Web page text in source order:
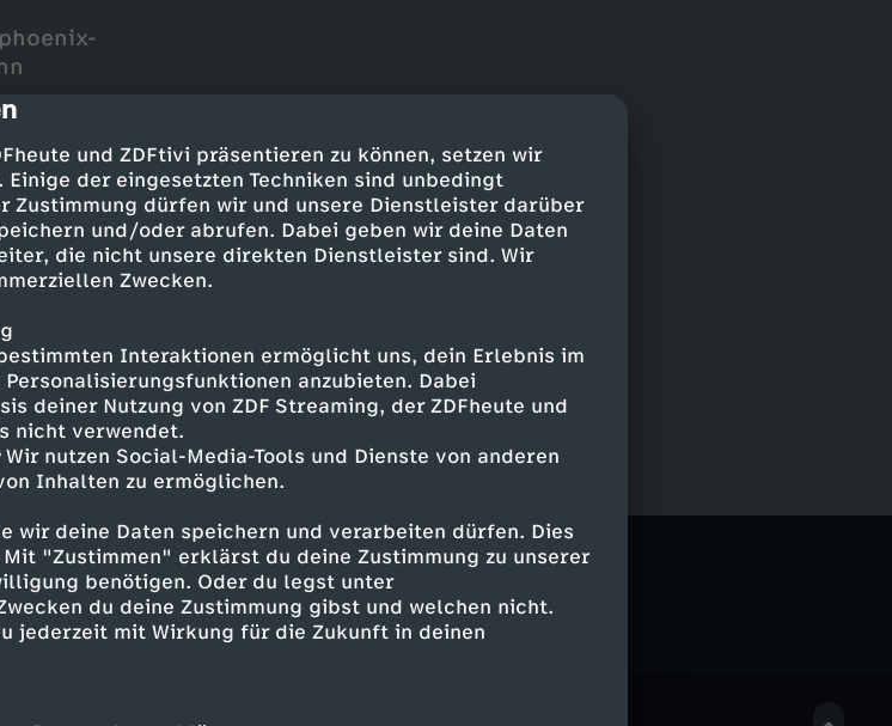
und ZDFtivi präsentieren zu können, setzen wir
der eingesetzten Techniken sind unbedingt
dürfen wir und unsere Dienstleister darüber
und/oder abrufen. Dabei geben wir deine Daten
die nicht unsere direkten Dienstleister sind. Wir
Zwecken.
Interaktionen ermöglicht uns, dein Erlebnis im
anzubieten. Dabei
deiner Nutzung von ZDF Streaming, der ZDFheute und
nicht verwendet.
Wir nutzen Social-Media-Tools und Dienste von anderen
Inhalten zu ermöglichen.
wir deine Daten speichern und verarbeiten dürfen. Dies
"Zustimmen" erklärst du deine Zustimmung zu unserer
benötigen. Oder du legst unter
du deine Zustimmung gibst und welchen nicht.
jederzeit mit Wirkung für die Zukunft in deinen
phoenix vor ort